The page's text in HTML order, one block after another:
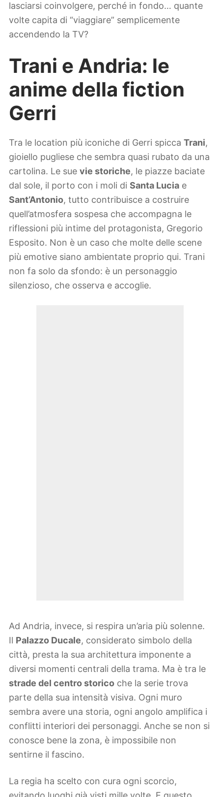
lasciarsi coinvolgere, perché in fondo… quante
volte capita di “viaggiare” semplicemente
accendendo la TV?
Trani e Andria: le
anime della fiction
Gerri
Tra le location più iconiche di Gerri spicca Trani,
gioiello pugliese che sembra quasi rubato da una
cartolina. Le sue vie storiche, le piazze baciate
dal sole, il porto con i moli di Santa Lucia e
Sant’Antonio, tutto contribuisce a costruire
quell’atmosfera sospesa che accompagna le
riflessioni più intime del protagonista, Gregorio
Esposito. Non è un caso che molte delle scene
più emotive siano ambientate proprio qui. Trani
non fa solo da sfondo: è un personaggio
silenzioso, che osserva e accoglie.
Ad Andria, invece, si respira un’aria più solenne.
Il Palazzo Ducale, considerato simbolo della
città, presta la sua architettura imponente a
diversi momenti centrali della trama. Ma è tra le
strade del centro storico che la serie trova
parte della sua intensità visiva. Ogni muro
sembra avere una storia, ogni angolo amplifica i
conflitti interiori dei personaggi. Anche se non si
conosce bene la zona, è impossibile non
sentirne il fascino.
La regia ha scelto con cura ogni scorcio,